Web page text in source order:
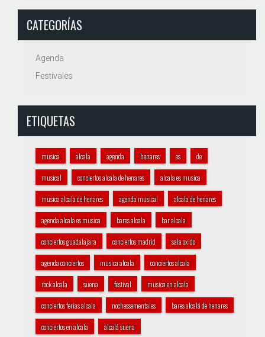
CATEGORÍAS
Agenda
Festivales
ETIQUETAS
musica alcala agenda henares es de
musical conciertos alcala de henares alcala es musica
musica alcala de henares agenda musical alcala de henares
agenda alcala es musica bares alcala bar alcala
conciertos guadalajara conciertos madrid sala oxido
agenda conciertos musica alcala conciertos alcala
rock alcala suena festival musica en alcala
conciertos ferias alcala nochessementales bares alcalá de henares
conciertos en alcala alcalá suena